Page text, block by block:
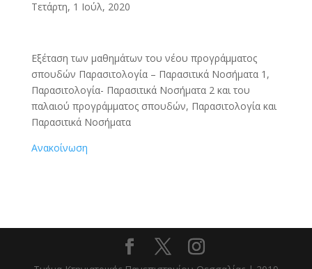
Τετάρτη, 1 Ιούλ, 2020
Εξέταση των μαθημάτων του νέου προγράμματος
σπουδών Παρασιτολογία – Παρασιτικά Νοσήματα 1,
Παρασιτολογία- Παρασιτικά Νοσήματα 2 και του
παλαιού προγράμματος σπουδών, Παρασιτολογία και
Παρασιτικά Νοσήματα
Ανακοίνωση